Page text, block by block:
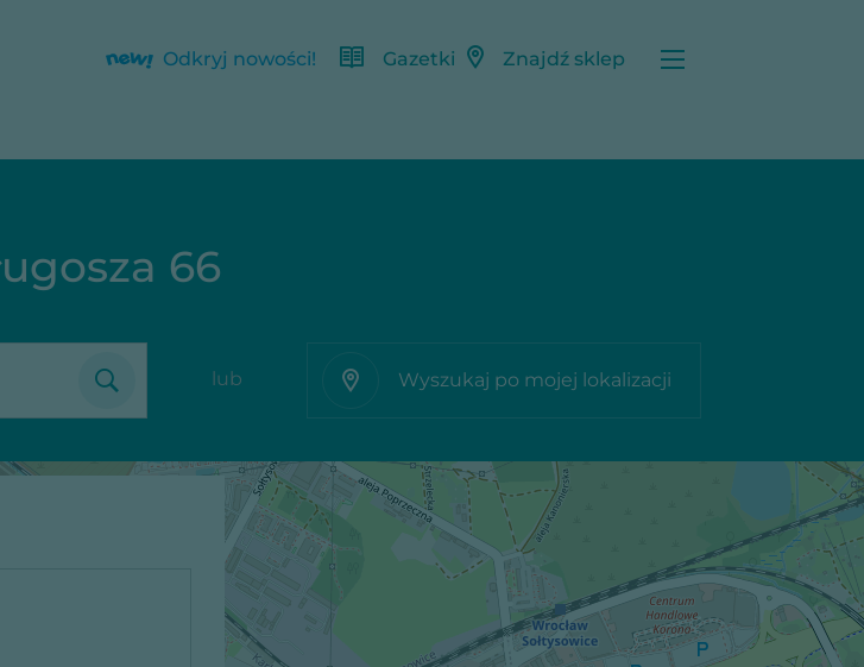
Odkryj nowości! Gazetki Znajdź sklep
66
lub Wyszukaj po mojej lokalizacji